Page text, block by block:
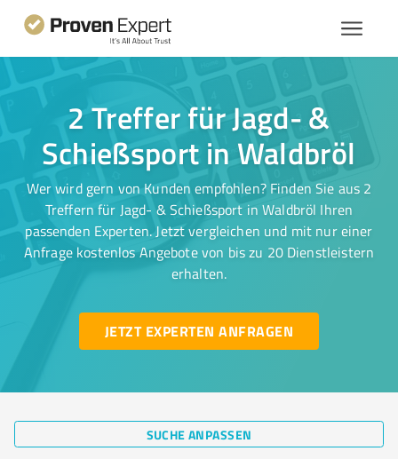
2 Treffer für Jagd- &
Schießsport in Waldbröl
Wer wird gern von Kunden empfohlen? Finden Sie aus 2
Treffern für Jagd- & Schießsport in Waldbröl Ihren
passenden Experten. Jetzt vergleichen und mit nur einer
Anfrage kostenlos Angebote von bis zu 20 Dienstleistern
erhalten.
JETZT EXPERTEN ANFRAGEN
SUCHE ANPASSEN